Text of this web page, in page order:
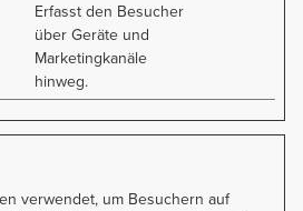
Erfasst den Besucher
über Geräte und
Marketingkanäle
hinweg.
verwendet, um Besuchern auf